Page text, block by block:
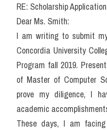
RE: Scholarship Application
Dear Ms. Smith:
I am writing to submit
Concordia University
Program fall 2019.
of Master of Computer
prove my diligence, I
academic
These days, I am